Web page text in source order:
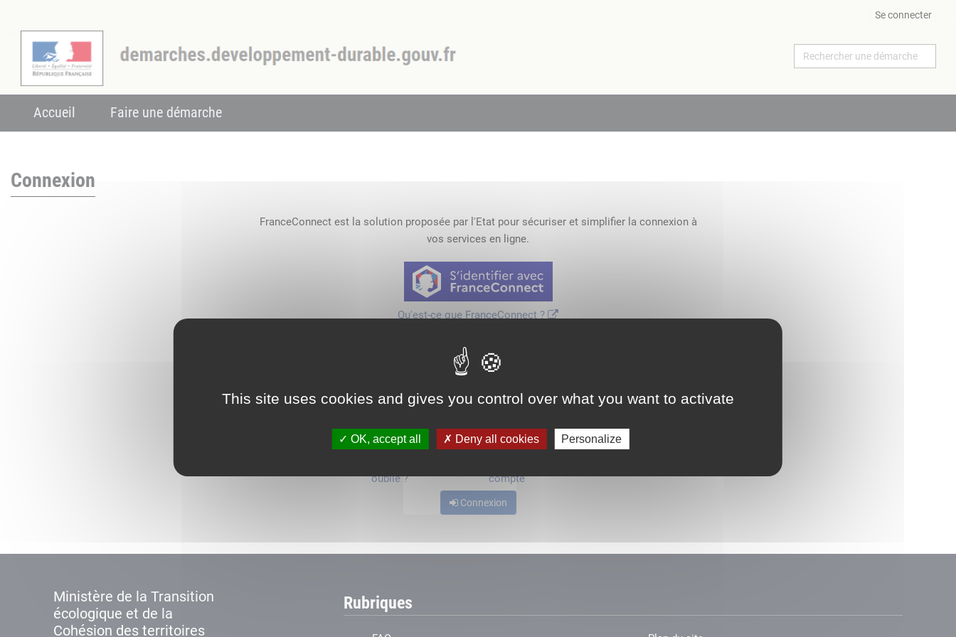
This site uses cookies and gives you control over what you want to activate
OK, accept all Deny all cookies Personalize
Se connecter
Accueil Faire une démarche
Connexion
FranceConnect est la solution proposée par l'Etat pour sécuriser et simplifier la connexion à
vos services en ligne.
Qu'est-ce que FranceConnect ?
oublié ?
compte
Connexion
Ministère de la Transition
écologique et de la
Cohésion des territoires
Rubriques